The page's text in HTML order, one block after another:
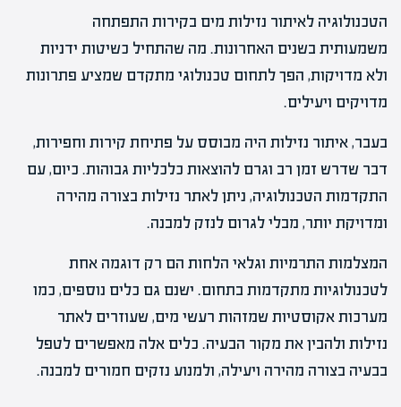
הטכנולוגיה לאיתור נזילות מים בקירות התפתחה
משמעותית בשנים האחרונות. מה שהתחיל כשיטות ידניות
ולא מדויקות, הפך לתחום טכנולוגי מתקדם שמציע פתרונות
מדויקים ויעילים.
בעבר, איתור נזילות היה מבוסס על פתיחת קירות וחפירות,
דבר שדרש זמן רב וגרם להוצאות כלכליות גבוהות. כיום, עם
התקדמות הטכנולוגיה, ניתן לאתר נזילות בצורה מהירה
ומדויקת יותר, מבלי לגרום לנזק למבנה.
המצלמות התרמיות וגלאי הלחות הם רק דוגמה אחת
לטכנולוגיות מתקדמות בתחום. ישנם גם כלים נוספים, כמו
מערכות אקוסטיות שמזהות רעשי מים, שעוזרים לאתר
נזילות ולהבין את מקור הבעיה. כלים אלה מאפשרים לטפל
בבעיה בצורה מהירה ויעילה, ולמנוע נזקים חמורים למבנה.